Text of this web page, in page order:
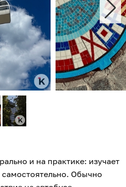
и на практике: изучает
Обычно